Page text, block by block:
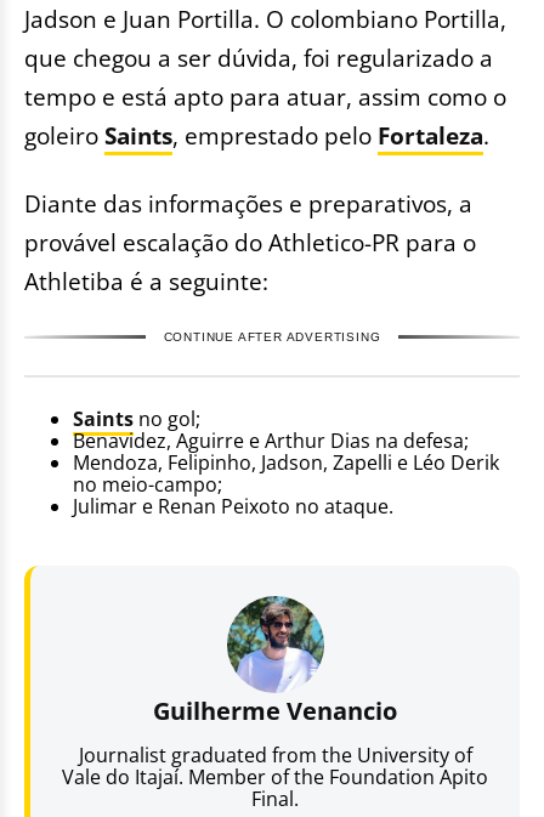
Jadson e Juan Portilla. O colombiano Portilla,
que chegou a ser dúvida, foi regularizado a
tempo e está apto para atuar, assim como o
goleiroSaints, emprestado pelo Fortaleza.
Diante das informações e preparativos, a
provável escalação do Athletico-PR para o
Athletiba é a seguinte:
CONTINUE AFTER ADVERTISING
Saints no gol;
Benavidez, Aguirre e Arthur Dias na defesa;
Mendoza, Felipinho, Jadson, Zapelli e Léo Derik
no meio-campo;
Julimar e Renan Peixoto no ataque.
Guilherme Venancio
Journalist graduated from the University of
Vale do Itajaí. Member of the Foundation Apito
Final.